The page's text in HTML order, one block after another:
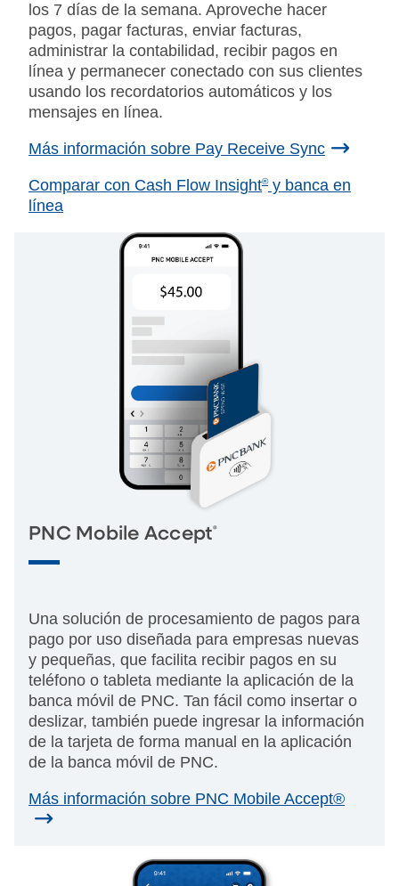
los 7 días de la semana. Aproveche hacer
pagos, pagar facturas, enviar facturas,
administrar la contabilidad, recibir pagos en
línea y permanecer conectado con sus clientes
usando los recordatorios automáticos y los
mensajes en línea.
Más información sobre Pay Receive Sync
Comparar con Cash Flow Insight®y banca en
línea
PNC Mobile Accept®
Una solución de procesamiento de pagos para
pago por uso diseñada para empresas nuevas
y pequeñas, que facilita recibir pagos en su
teléfono o tableta mediante la aplicación de la
banca móvil de PNC. Tan fácil como insertar o
deslizar, también puede ingresar la información
de la tarjeta de forma manual en la aplicación
de la banca móvil de PNC.
Más información sobre PNC Mobile Accept®